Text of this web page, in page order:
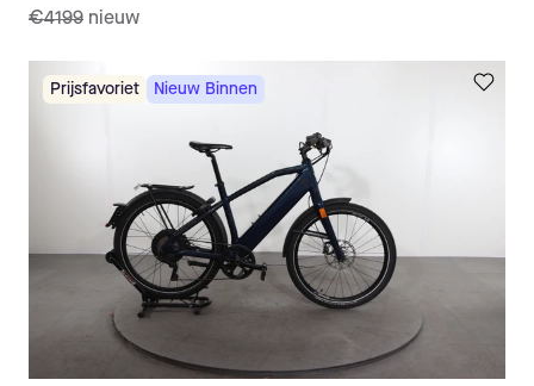
€4199 nieuw
Prijsfavoriet Nieuw Binnen